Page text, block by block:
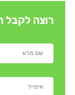
רוצה לקבל